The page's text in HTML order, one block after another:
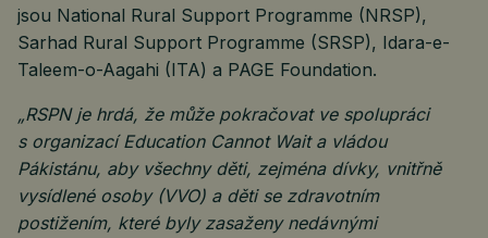
jsou National Rural Support Programme (NRSP),
Sarhad Rural Support Programme (SRSP), Idara-e-
Taleem-o-Aagahi (ITA) a PAGE Foundation.
„RSPN je hrdá, že může pokračovat ve spolupráci
s organizací Education Cannot Wait a vládou
Pákistánu, aby všechny děti, zejména dívky, vnitřně
vysídlené osoby (VVO) a děti se zdravotním
postižením, které byly zasaženy nedávnými